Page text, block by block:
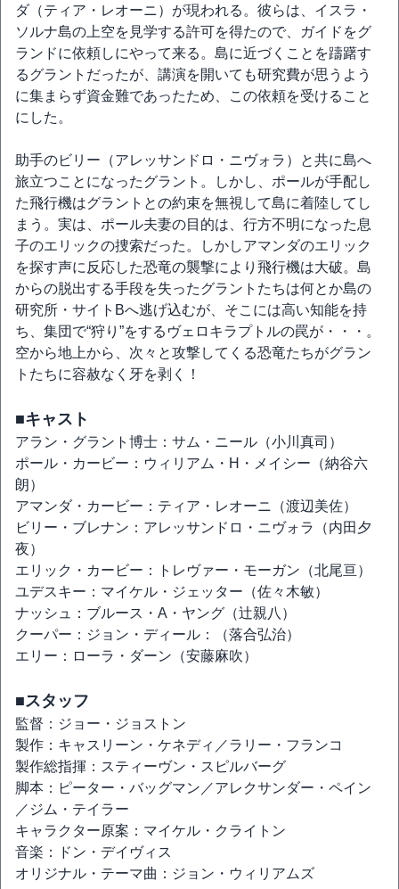
ダ（ティア・レオーニ）が現われる。彼らは、イスラ・
ソルナ島の上空を見学する許可を得たので、ガイドをグ
ランドに依頼しにやって来る。島に近づくことを躊躇す
るグラントだったが、講演を開いても研究費が思うよう
に集まらず資金難であったため、この依頼を受けること
にした。
助手のビリー（アレッサンドロ・ニヴォラ）と共に島へ
旅立つことになったグラント。しかし、ポールが手配し
た飛行機はグラントとの約束を無視して島に着陸してし
まう。実は、ポール夫妻の目的は、行方不明になった息
子のエリックの捜索だった。しかしアマンダのエリック
を探す声に反応した恐竜の襲撃により飛行機は大破。島
からの脱出する手段を失ったグラントたちは何とか島の
研究所・サイトBへ逃げ込むが、そこには高い知能を持
ち、集団で“狩り”をするヴェロキラプトルの罠が・・・。
空から地上から、次々と攻撃してくる恐竜たちがグラン
トたちに容赦なく牙を剥く！
■キャスト
アラン・グラント博士：サム・ニール（小川真司）
ポール・カービー：ウィリアム・H・メイシー（納谷六
朗）
アマンダ・カービー：ティア・レオーニ（渡辺美佐）
ビリー・ブレナン：アレッサンドロ・ニヴォラ（内田夕
夜）
エリック・カービー：トレヴァー・モーガン（北尾亘）
ユデスキー：マイケル・ジェッター（佐々木敏）
ナッシュ：ブルース・A・ヤング（辻親八）
クーパー：ジョン・ディール：（落合弘治）
エリー：ローラ・ダーン（安藤麻吹）
■スタッフ
監督：ジョー・ジョストン
製作：キャスリーン・ケネディ／ラリー・フランコ
製作総指揮：スティーヴン・スピルバーグ
脚本：ピーター・バッグマン／アレクサンダー・ペイン
／ジム・テイラー
キャラクター原案：マイケル・クライトン
音楽：ドン・デイヴィス
オリジナル・テーマ曲：ジョン・ウィリアムズ